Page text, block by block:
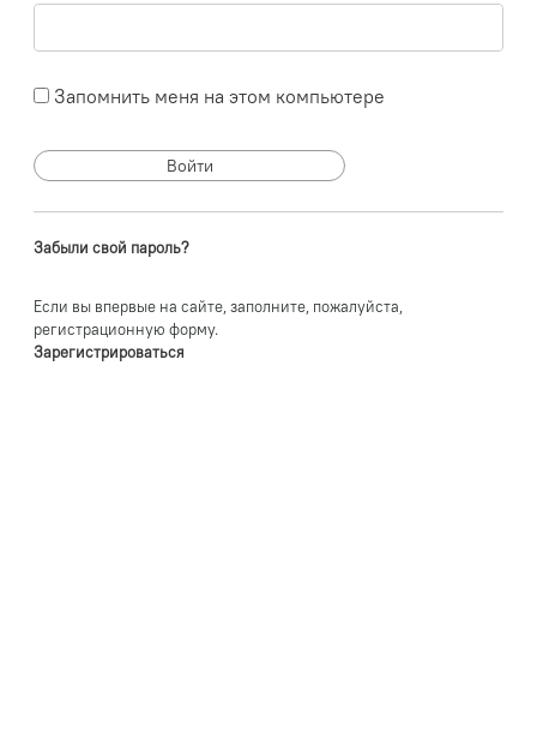
Запомнить меня на этом компьютере
Забыли свой пароль?
Если вы впервые на сайте, заполните, пожалуйста,
регистрационную форму.
Зарегистрироваться